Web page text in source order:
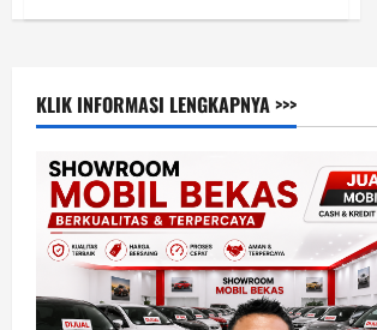
Toyota
Timur
KLIK INFORMASI LENGKAPNYA >>>